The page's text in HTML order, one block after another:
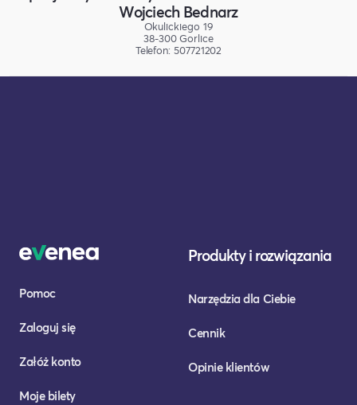
Wojciech Bednarz
Okulickiego 19
38-300 Gorlice
Telefon: 507721202
Pomoc
Zaloguj się
Załóż konto
Moje bilety
Produkty i rozwiązania
Narzędzia dla Ciebie
Cennik
Opinie klientów